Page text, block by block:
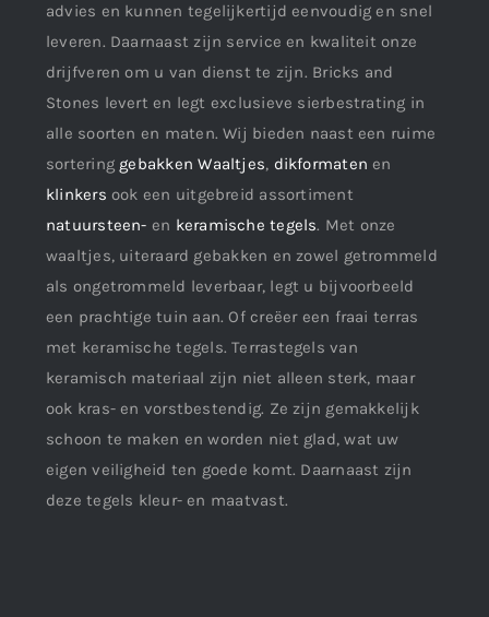
advies en kunnen tegelijkertijd eenvoudig en snel
leveren. Daarnaast zijn service en kwaliteit onze
drijfveren om u van dienst te zijn. Bricks and
Stones levert en legt exclusieve sierbestrating in
alle soorten en maten. Wij bieden naast een ruime
sortering gebakken Waaltjes, dikformaten en
klinkers ook een uitgebreid assortiment
natuursteen- en keramische tegels. Met onze
waaltjes, uiteraard gebakken en zowel getrommeld
als ongetrommeld leverbaar, legt u bijvoorbeeld
een prachtige tuin aan. Of creëer een fraai terras
met keramische tegels. Terrastegels van
keramisch materiaal zijn niet alleen sterk, maar
ook kras- en vorstbestendig. Ze zijn gemakkelijk
schoon te maken en worden niet glad, wat uw
eigen veiligheid ten goede komt. Daarnaast zijn
deze tegels kleur- en maatvast.